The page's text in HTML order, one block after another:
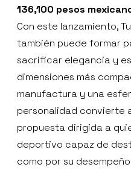
136,100 pesos
Con este lanzamiento,
también puede formar
sacrificar elegancia y
dimensiones más
manufactura y una
personalidad convierte
propuesta dirigida a
deportivo capaz de
como por su